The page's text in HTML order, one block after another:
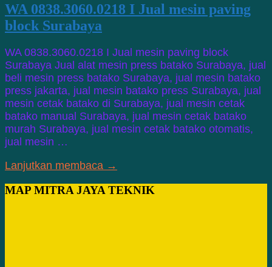
WA 0838.3060.0218 I Jual mesin paving
block Surabaya
WA 0838.3060.0218 I Jual mesin paving block
Surabaya Jual alat mesin press batako Surabaya, jual
beli mesin press batako Surabaya, jual mesin batako
press jakarta, jual mesin batako press Surabaya, jual
mesin cetak batako di Surabaya, jual mesin cetak
batako manual Surabaya, jual mesin cetak batako
murah Surabaya, jual mesin cetak batako otomatis,
jual mesin …
Lanjutkan membaca →
MAP MITRA JAYA TEKNIK